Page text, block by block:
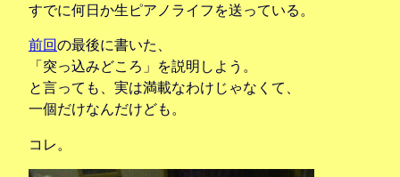
すでに何日か生ピアノライフを送っている。
前回の最後に書いた、
「突っ込みどころ」を説明しよう。
と言っても、実は満載なわけじゃなくて、
一個だけなんだけども。
コレ。